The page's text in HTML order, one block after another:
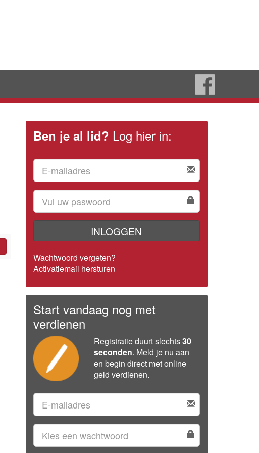
Ben je al lid? Log hier in:
INLOGGEN
Wachtwoord vergeten?
Activatiemail hersturen
Start vandaag nog met
verdienen
Registratie duurt slechts30
seconden. Meld je nu aan
en begin direct met online
geld verdienen.